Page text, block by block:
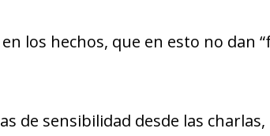
los hechos, que en esto no dan
de sensibilidad desde las charlas,